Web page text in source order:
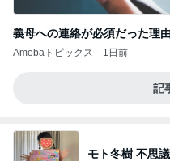
義母への連絡が必須だった理
Amebaトピックス 1日前
記
モト冬樹 不思